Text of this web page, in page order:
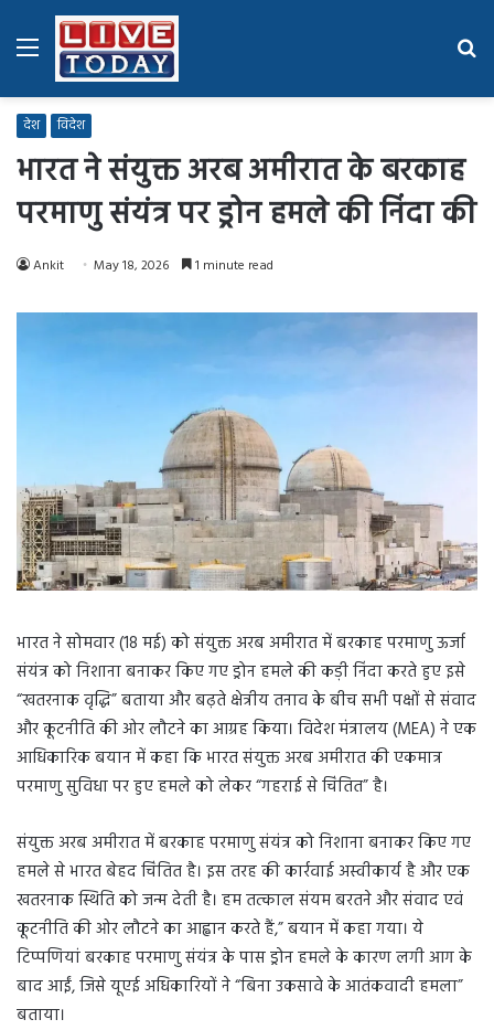
Menu
देश विदेश
भारत ने संयुक्त अरब अमीरात के बरकाह
परमाणु संयंत्र पर ड्रोन हमले की निंदा की
Ankit May 18, 2026 1 minute read
भारत ने सोमवार (18 मई) को संयुक्त अरब अमीरात में बरकाह परमाणु ऊर्जा
संयंत्र को निशाना बनाकर किए गए ड्रोन हमले की कड़ी निंदा करते हुए इसे
“खतरनाक वृद्धि” बताया और बढ़ते क्षेत्रीय तनाव के बीच सभी पक्षों से संवाद
और कूटनीति की ओर लौटने का आग्रह किया। विदेश मंत्रालय (MEA) ने एक
आधिकारिक बयान में कहा कि भारत संयुक्त अरब अमीरात की एकमात्र
परमाणु सुविधा पर हुए हमले को लेकर “गहराई से चिंतित” है।
संयुक्त अरब अमीरात में बरकाह परमाणु संयंत्र को निशाना बनाकर किए गए
हमले से भारत बेहद चिंतित है। इस तरह की कार्रवाई अस्वीकार्य है और एक
खतरनाक स्थिति को जन्म देती है। हम तत्काल संयम बरतने और संवाद एवं
कूटनीति की ओर लौटने का आह्वान करते हैं,” बयान में कहा गया। ये
टिप्पणियां बरकाह परमाणु संयंत्र के पास ड्रोन हमले के कारण लगी आग के
बाद आईं, जिसे यूएई अधिकारियों ने “बिना उकसावे के आतंकवादी हमला”
बताया।